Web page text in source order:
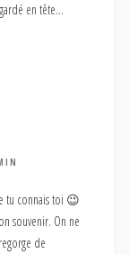
en tête…
tu connais toi 😉
souvenir. On ne
de